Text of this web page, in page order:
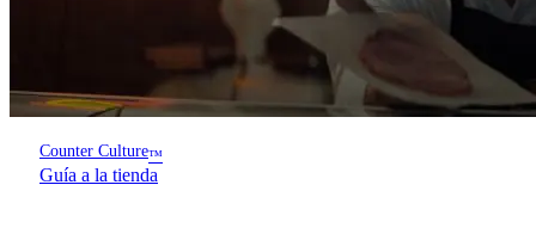
Counter Culture™
Guía a la tienda